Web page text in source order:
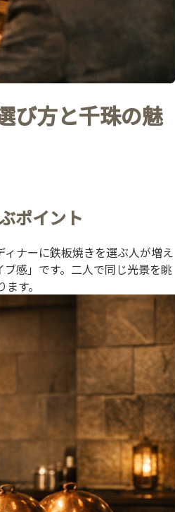
び方と千珠の魅
ポイント
ナーに鉄板焼きを選ぶ人が増え
感」です。二人で同じ光景を眺
す。